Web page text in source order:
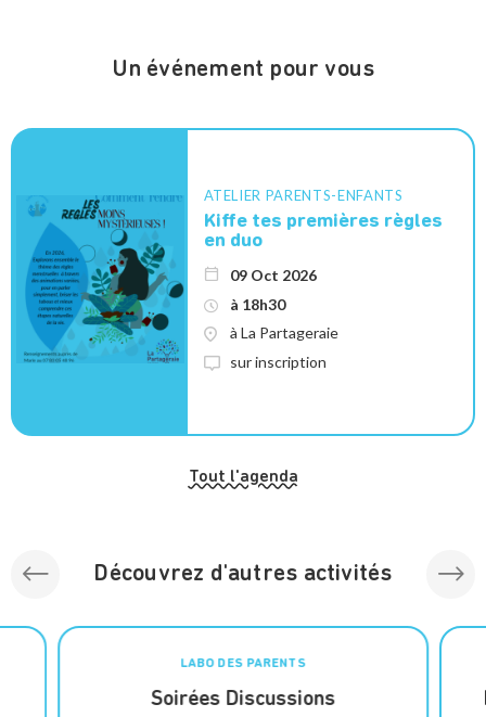
Un événement pour vous
ATELIER PARENTS-ENFANTS
Kiffe tes premières règles
en duo
09 Oct 2026
à 18h30
à La Partageraie
sur inscription
Tout l'agenda
Découvrez d'autres activités
LABO DES PARENTS
Soirées Discussions